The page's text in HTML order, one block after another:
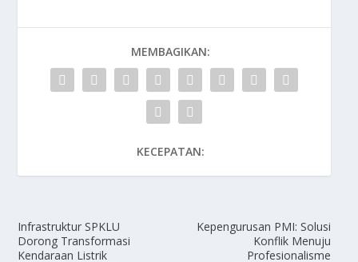
MEMBAGIKAN:
KECEPATAN:
Infrastruktur SPKLU
Dorong Transformasi
Kendaraan Listrik
Kepengurusan PMI: Solusi
Konflik Menuju
Profesionalisme